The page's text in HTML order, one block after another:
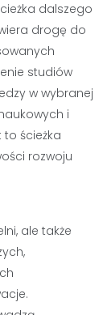
dalszego
drogę do
studiów
w wybranej
i
to ścieżka
rozwoju
ale także